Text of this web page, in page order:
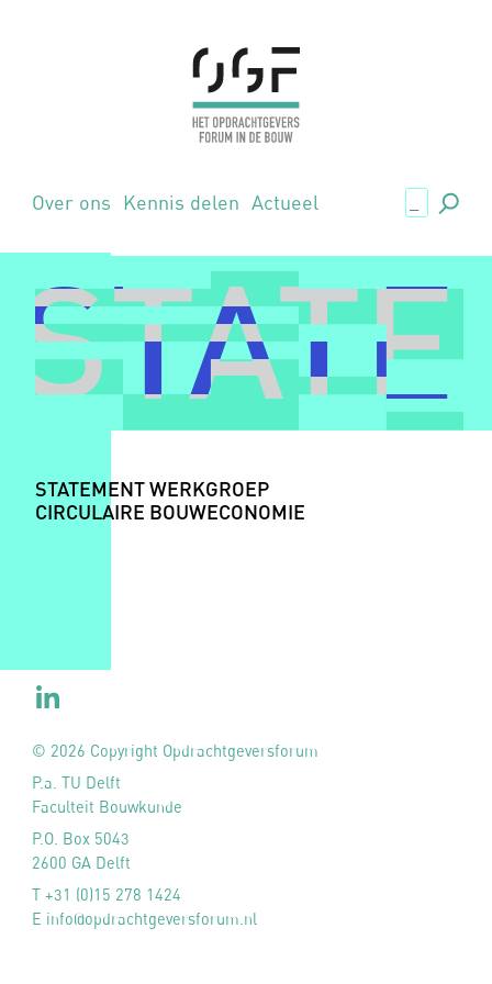
Over ons Kennis delen Actueel .,
STATEMENT WERKGROEP
CIRCULAIRE BOUWECONOMIE
© 2026 Copyright Opdrachtgeversforum
P.a. TU Delft
Faculteit Bouwkunde
P.O. Box 5043
2600 GA Delft
T +31 (0)15 278 1424
E info@opdrachtgeversforum.nl